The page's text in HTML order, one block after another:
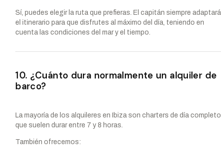
Sí, puedes elegir la ruta que prefieras. El capitán siempre adaptará
el itinerario para que disfrutes al máximo del día, teniendo en
cuenta las condiciones del mar y el tiempo.
10. ¿Cuánto dura normalmente un alquiler de
barco?
La mayoría de los alquileres en Ibiza son charters de día
que suelen durar entre 7 y 8 horas.
También ofrecemos: